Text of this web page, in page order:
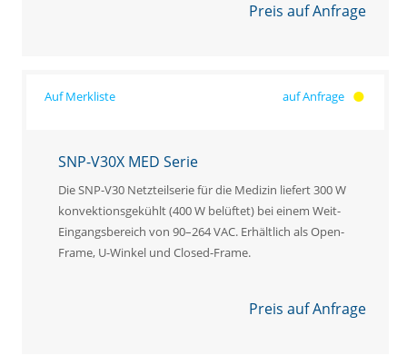
Preis auf Anfrage
auf Anfrage
SNP-V30X MED Serie
Die SNP-V30 Netzteilserie für die Medizin liefert 300 W
konvektionsgekühlt (400 W belüftet) bei einem Weit-
Eingangsbereich von 90–264 VAC. Erhältlich als Open-
Frame, U-Winkel und Closed-Frame.
Preis auf Anfrage